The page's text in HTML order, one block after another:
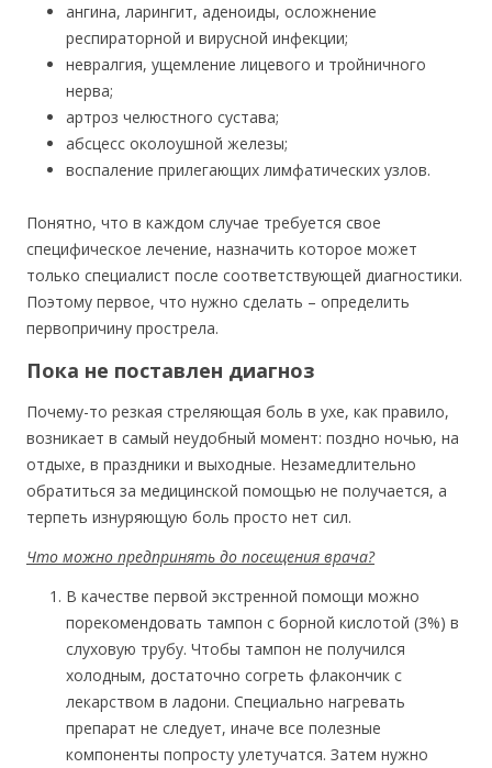
ангина, ларингит, аденоиды, осложнение
респираторной и вирусной инфекции;
невралгия, ущемление лицевого и тройничного
нерва;
артроз челюстного сустава;
абсцесс околоушной железы;
воспаление прилегающих лимфатических узлов.
Понятно, что в каждом случае требуется свое
специфическое лечение, назначить которое может
только специалист после соответствующей диагностики.
Поэтому первое, что нужно сделать – определить
первопричину прострела.
Пока не поставлен диагноз
Почему-то резкая стреляющая боль в ухе, как правило,
возникает в самый неудобный момент: поздно ночью, на
отдыхе, в праздники и выходные. Незамедлительно
обратиться за медицинской помощью не получается, а
терпеть изнуряющую боль просто нет сил.
Что можно предпринять до посещения врача?
В качестве первой экстренной помощи можно
порекомендовать тампон с борной кислотой (3%) в
слуховую трубу. Чтобы тампон не получился
холодным, достаточно согреть флакончик с
лекарством в ладони. Специально нагревать
препарат не следует, иначе все полезные
компоненты попросту улетучатся. Затем нужно